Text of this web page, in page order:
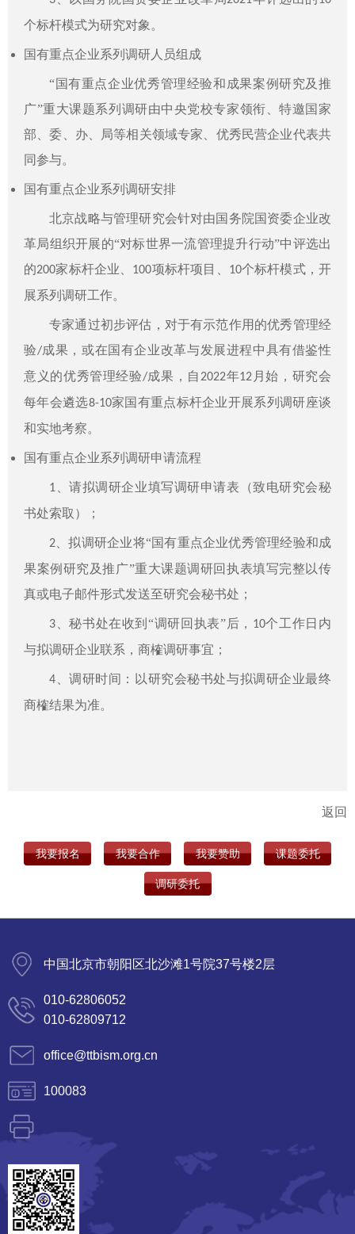
个标杆模式为研究对象。
国有重点企业系列调研人员组成
“国有重点企业优秀管理经验和成果案例研究及推
广”重大课题系列调研由中央党校专家领衔、特邀国家
部、委、办、局等相关领域专家、优秀民营企业代表共
同参与。
国有重点企业系列调研安排
北京战略与管理研究会针对由国务院国资委企业改
革局组织开展的“对标世界一流管理提升行动”中评选出
的200家标杆企业、 100项标杆项目、 10个标杆模式，开
展系列调研工作。
专家通过初步评估，对于有示范作用的优秀管理经
验/成果，或在国有企业改革与发展进程中具有借鉴性
意义的优秀管理经验/成果，自2022年12 月始，研究会
每年会遴选8-10家国有重点标杆企业开展系列调研座谈
和实地考察。
国有重点企业系列调研申请流程
1 、请拟调研企业填写调研申请表（致电研究会秘
书处索取）；
2 、拟调研企业将“国有重点企业优秀管理经验和成
果案例研究及推广”重大课题调研回执表填写完整以传
真或电子邮件形式发送至研究会秘书处；
3 、秘书处在收到“调研回执表”后， 10个工作日内
与拟调研企业联系，商榷调研事宜；
4 、调研时间：以研究会秘书处与拟调研企业最终
商榷结果为准。
返回
我要报名 我要合作 我要赞助 课题委托
调研委托
中国北京市朝阳区北沙滩1号院37号楼2层
010-62806052
010-62809712
office@ttbism.org.cn
100083